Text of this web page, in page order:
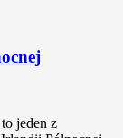
jeden z